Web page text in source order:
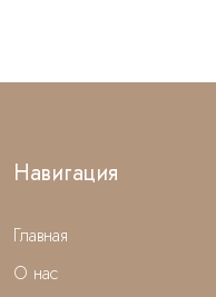
Навигация
Главная
О нас